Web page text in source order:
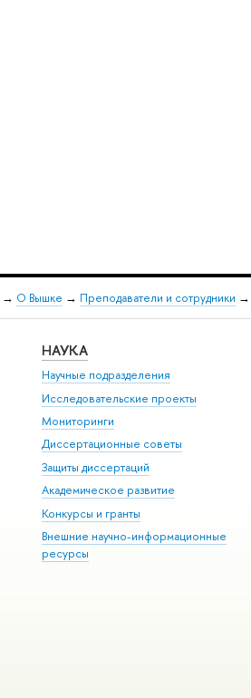
→ О Вышке → Преподаватели и сотрудники →
НАУКА
Научные подразделения
Исследовательские проекты
Мониторинги
Диссертационные советы
Защиты диссертаций
Академическое развитие
Конкурсы и гранты
Внешние научно-информационные
ресурсы